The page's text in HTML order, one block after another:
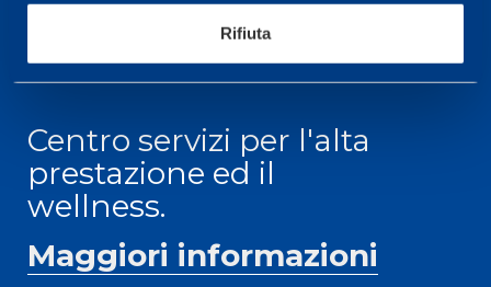
Rifiuta
Centro servizi per l'alta
prestazione ed il
wellness.
Maggiori informazioni